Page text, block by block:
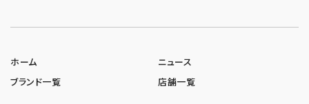
ホーム
ニュース
ブランド一覧
店舗一覧